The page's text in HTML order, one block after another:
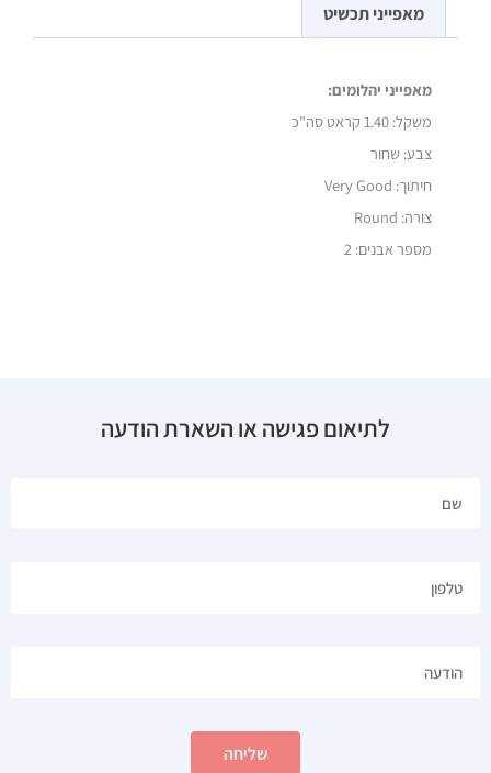
מאפייני תכשיט
מאפייני יהלומים:
משקל: 1.40 קראט סה"כ
צבע: שחור
חיתוך: Very Good
צורה: Round
מספר אבנים: 2
לתיאום פגישה או השארת הודעה
שליחה